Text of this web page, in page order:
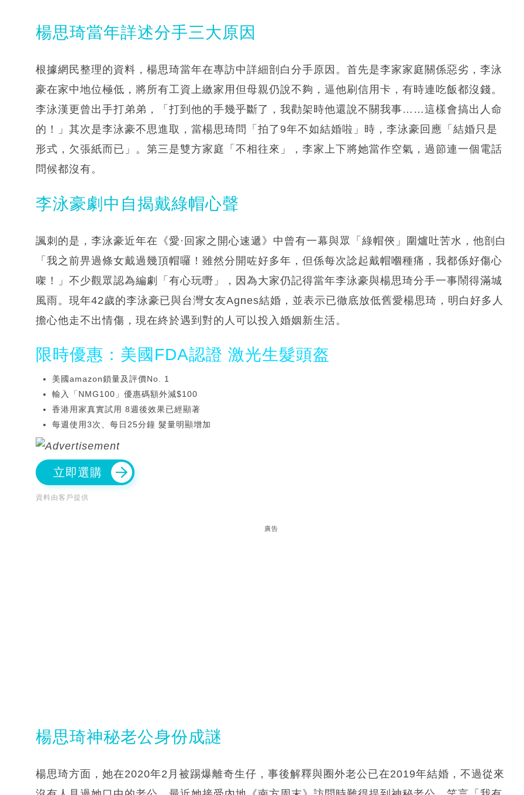
楊思琦當年詳述分手三大原因
根據網民整理的資料，楊思琦當年在專訪中詳細剖白分手原因。首先是李家家庭關係惡劣，李泳
豪在家中地位極低，將所有工資上繳家用但母親仍說不夠，逼他刷信用卡，有時連吃飯都沒錢。
李泳漢更曾出手打弟弟，「打到他的手幾乎斷了，我勸架時他還說不關我事……這樣會搞出人命
的！」其次是李泳豪不思進取，當楊思琦問「拍了9年不如結婚啦」時，李泳豪回應「結婚只是
形式，欠張紙而已」。第三是雙方家庭「不相往來」，李家上下將她當作空氣，過節連一個電話
問候都沒有。
李泳豪劇中自揭戴綠帽心聲
諷刺的是，李泳豪近年在《愛·回家之開心速遞》中曾有一幕與眾「綠帽俠」圍爐吐苦水，他剖白
「我之前畀過條女戴過幾頂帽囉！雖然分開咗好多年，但係每次諗起戴帽嗰種痛，我都係好傷心
㗎！」不少觀眾認為編劇「有心玩嘢」，因為大家仍記得當年李泳豪與楊思琦分手一事鬧得滿城
風雨。現年42歲的李泳豪已與台灣女友Agnes結婚，並表示已徹底放低舊愛楊思琦，明白好多人
擔心他走不出情傷，現在終於遇到對的人可以投入婚姻新生活。
限時優惠：美國FDA認證 激光生髮頭盔
美國amazon鎖量及評價No. 1
輸入「NMG100」優惠碼額外減$100
香港用家真實試用 8週後效果已經顯著
每週使用3次、每日25分鐘 髮量明顯增加
立即選購
資料由客戶提供
廣告
楊思琦神秘老公身份成謎
楊思琦方面，她在2020年2月被踢爆離奇生仔，事後解釋與圈外老公已在2019年結婚，不過從來